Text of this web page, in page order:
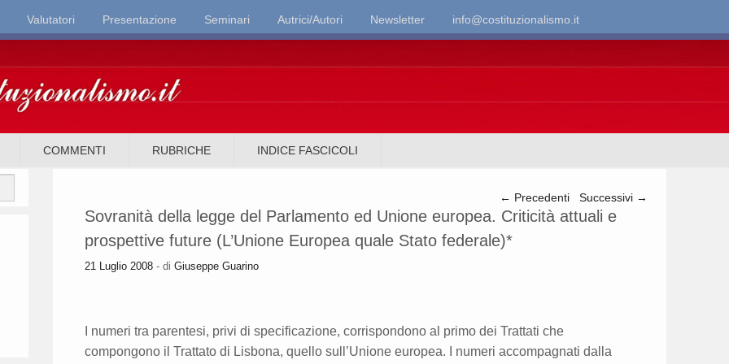
Valutatori Presentazione Seminari Autrici/Autori Newsletter info@costituzionalismo.it
COMMENTI RUBRICHE INDICE FASCICOLI
Navigazione articolo
← Precedenti Successivi →
Sovranità della legge del Parlamento ed Unione europea. Criticità attuali e
prospettive future (L’Unione Europea quale Stato federale)*
21 Luglio 2008 - di Giuseppe Guarino
I numeri tra parentesi, privi di specificazione, corrispondono al primo dei Trattati che
compongono il Trattato di Lisbona, quello sull’Unione europea. I numeri accompagnati dalla